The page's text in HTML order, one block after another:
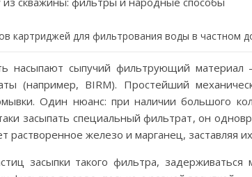
картриджей для фильтрования воды в частном
насыпают сыпучий фильтрующий материал
(например, BIRM). Простейший
Один нюанс: при наличии большого
засыпать специальный фильтрат, он
растворенное железо и марганец, заставляя
засыпки такого фильтра, задерживаться